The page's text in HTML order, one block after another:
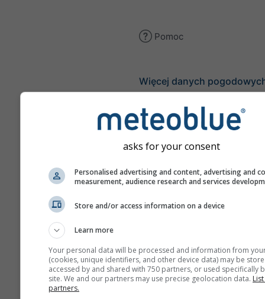
Pomoc
Więcej danych
asks for your consent
Personalised advertising and content, advertising and
measurement, audience research and services
Store and/or access information on a device
Learn more
Your personal data will be processed and information from
(cookies, unique identifiers, and other device data) may be
accessed by and shared with 750 partners, or used specifically
site. We and our partners may use precise geolocation data.
partners.